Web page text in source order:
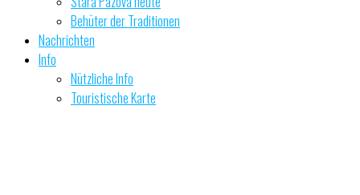
Behüter der Traditionen
Nachrichten
Info
Nützliche Info
Touristische Karte